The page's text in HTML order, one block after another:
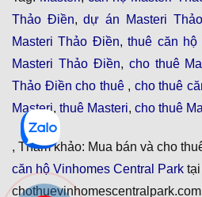
Thảo Điền,dự án Masteri
Masteri Thảo Điền,thuê căn hộ
Masteri Thảo Điền, cho thuê
Thảo Điền cho thuê , cho thuê
Masteri, thuê Masteri, cho thuê
, Tham khảo: Mua bán và cho
căn hộ Vinhomes Central Park
chothuevinhomescentralpark.com